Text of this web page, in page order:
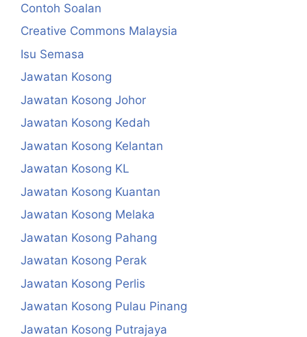
Contoh Soalan
Creative Commons Malaysia
Isu Semasa
Jawatan Kosong
Jawatan Kosong Johor
Jawatan Kosong Kedah
Jawatan Kosong Kelantan
Jawatan Kosong KL
Jawatan Kosong Kuantan
Jawatan Kosong Melaka
Jawatan Kosong Pahang
Jawatan Kosong Perak
Jawatan Kosong Perlis
Jawatan Kosong Pulau Pinang
Jawatan Kosong Putrajaya